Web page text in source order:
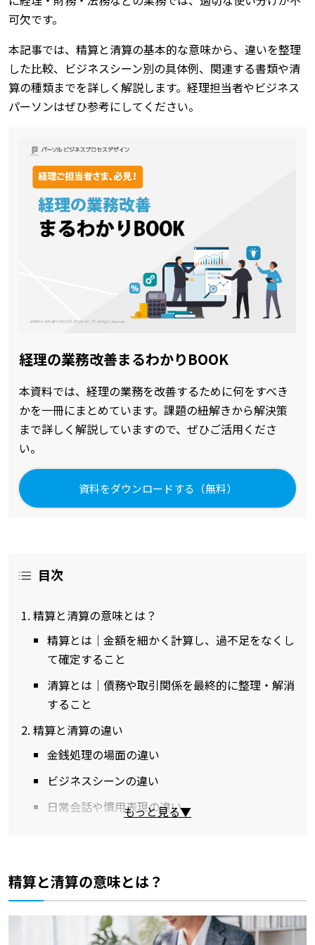
可欠です。
本記事では、精算と清算の基本的な意味から、違いを整理
した比較、ビジネスシーン別の具体例、関連する書類や清
算の種類までを詳しく解説します。経理担当者やビジネス
パーソンはぜひ参考にしてください。
経理の業務改善まるわかりBOOK
本資料では、経理の業務を改善するために何をすべき
かを一冊にまとめています。課題の紐解きから解決策
まで詳しく解説していますので、ぜひご活用くださ
い。
資料をダウンロードする（無料）
目次
精算と清算の意味とは？
精算とは｜金額を細かく計算し、過不足をなくし
て確定すること
清算とは｜債務や取引関係を最終的に整理・解消
すること
精算と清算の違い
金銭処理の場面の違い
ビジネスシーンの違い
日常会話や慣用表現の違い
もっと見る▼
精算と清算の意味とは？